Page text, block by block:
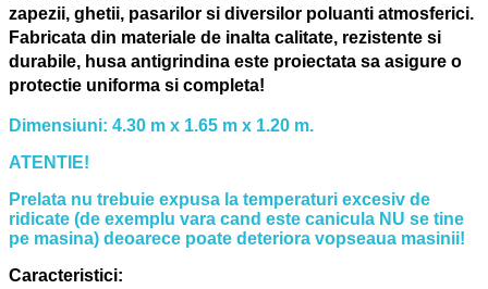
zapezii, ghetii, pasarilor si diversilor poluanti atmosferici.
Fabricata din materiale de inalta calitate, rezistente si
durabile, husa antigrindina este proiectata sa asigure o
protectie uniforma si completa!
Dimensiuni: 4.30 m x 1.65 m x 1.20 m.
ATENTIE!
Prelata nu trebuie expusa la temperaturi excesiv de
ridicate (de exemplu vara cand este canicula NU se tine
pe masina) deoarece poate deteriora vopseaua masinii!
Caracteristici: